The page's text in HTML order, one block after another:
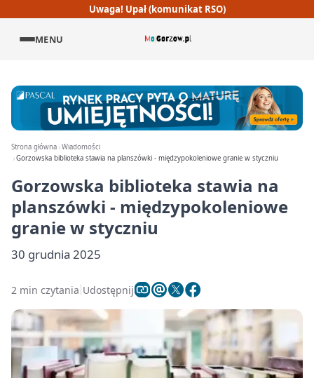
Uwaga! Upał (komunikat RSO)
MENU
Strona główna Wiadomości
Gorzowska biblioteka stawia na planszówki - międzypokoleniowe granie w styczniu
Gorzowska biblioteka stawia na
planszówki - międzypokoleniowe
granie w styczniu
30 grudnia 2025
2 min czytania Udostępnij